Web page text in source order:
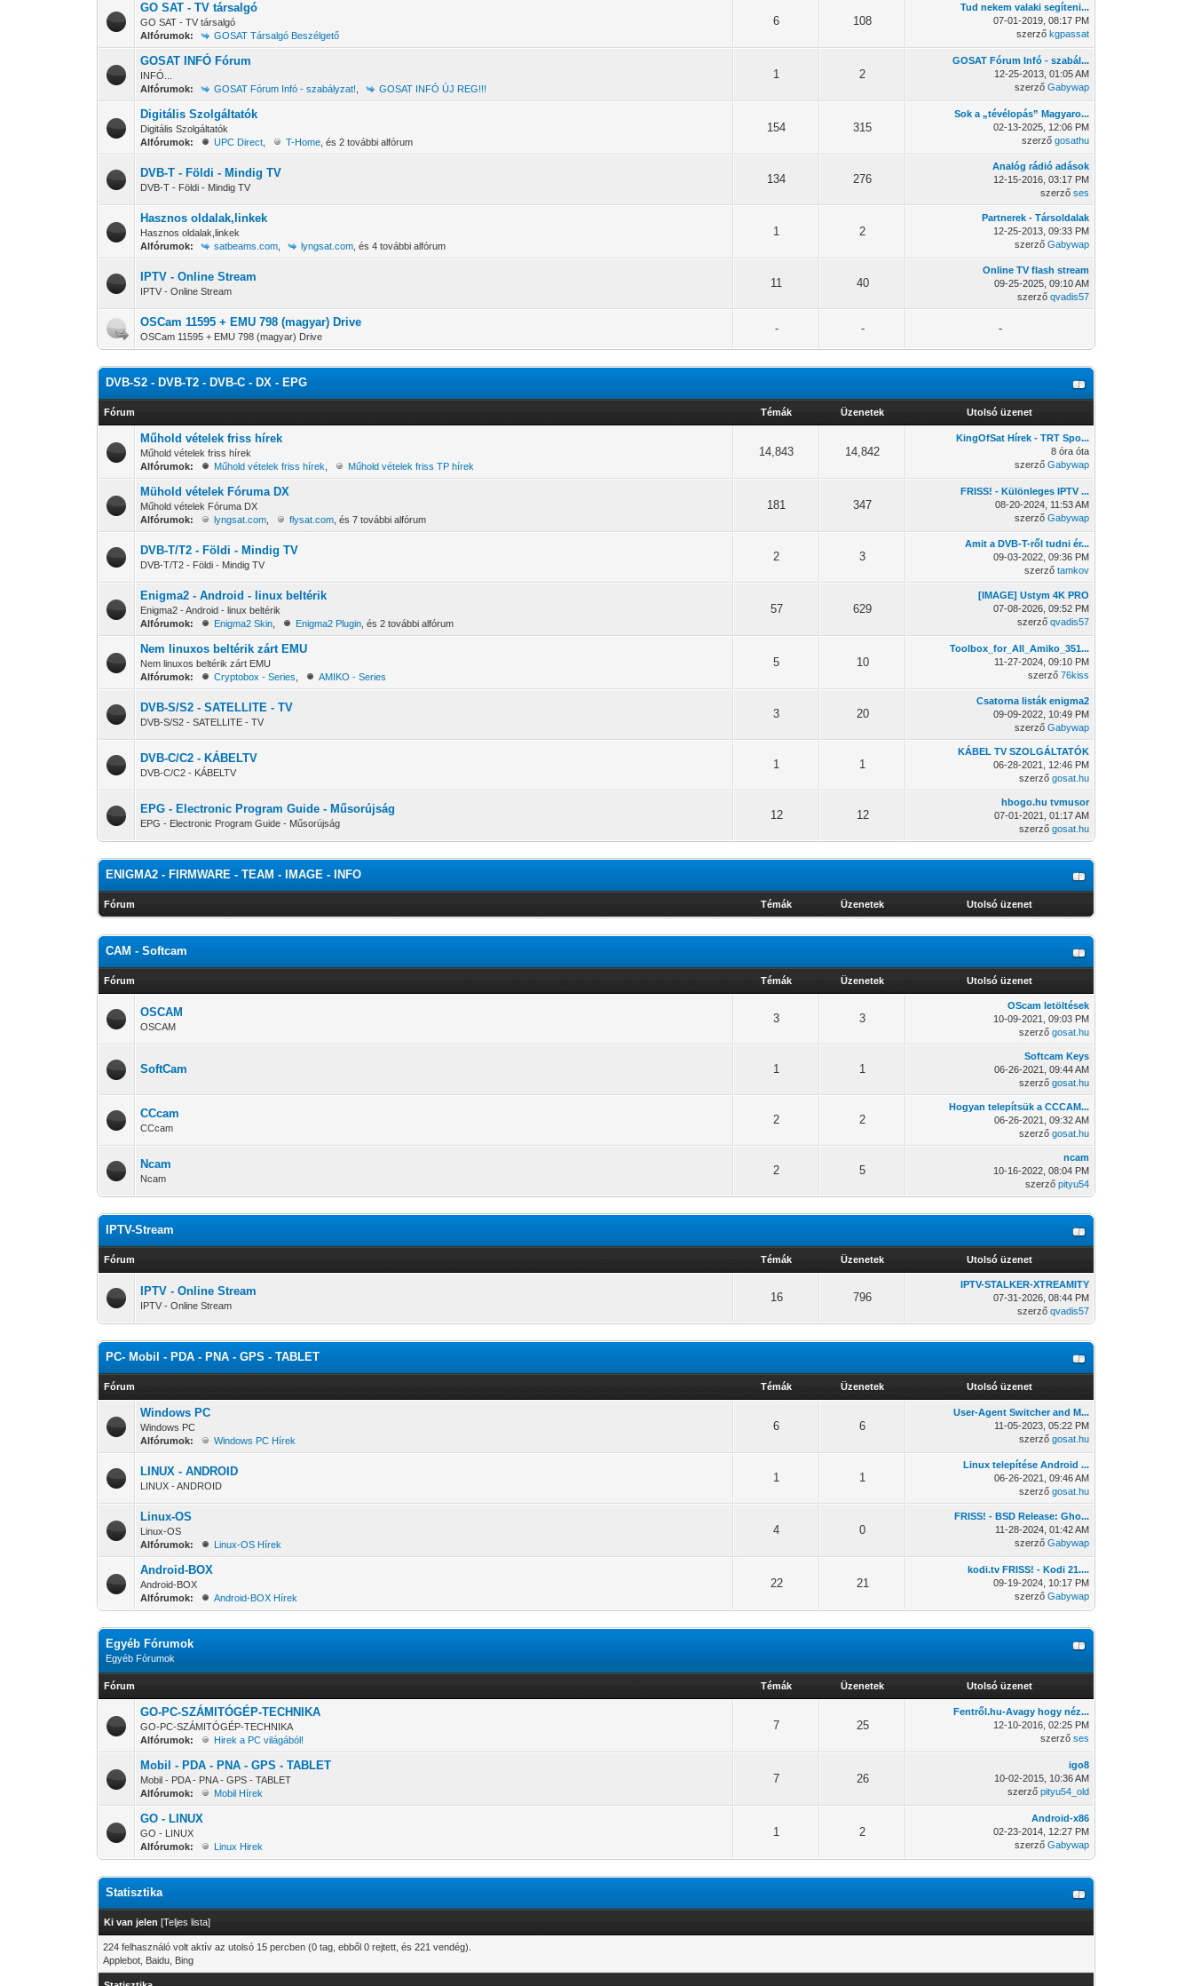
GO SAT - TV társalgó
GO SAT - TV társalgó
Alfórumok:
GOSAT Társalgó Beszélgető
6 108
Tud nekem valaki segíteni...
07-01-2019, 08:17 PM
szerzőkgpassat
GOSAT INFÓ Fórum
INFÓ...
Alfórumok:
GOSAT Fórum Infó - szabályzat! GOSAT INFÓ ÚJ REG!!!
1 2
GOSAT Fórum Infó - szabál...
12-25-2013, 01:05 AM
szerzőGabywap
Digitális Szolgáltatók
Digitális Szolgáltatók
Alfórumok:
UPC Direct T-Home , és 2 további alfórum
154 315
Sok a „tévélopás” Magyaro...
02-13-2025, 12:06 PM
szerzőgosathu
DVB-T - Földi - Mindig TV
DVB-T - Földi - Mindig TV
134 276
Analóg rádió adások
12-15-2016, 03:17 PM
szerzőses
Hasznos oldalak,linkek
Hasznos oldalak,linkek
Alfórumok:
satbeams.com lyngsat.com , és 4 további alfórum
1 2
Partnerek - Társoldalak
12-25-2013, 09:33 PM
szerzőGabywap
IPTV - Online Stream
IPTV - Online Stream
11 40
Online TV flash stream
09-25-2025, 09:10 AM
szerzőqvadis57
OSCam 11595 + EMU 798 (magyar) Drive
OSCam 11595 + EMU 798 (magyar) Drive
- - -
DVB-S2 - DVB-T2 - DVB-C - DX - EPG
Fórum Témák Üzenetek Utolsó üzenet
Műhold vételek friss hírek
Műhold vételek friss hírek
Alfórumok:
Műhold vételek friss hírek Műhold vételek friss TP hírek
14,843 14,842
KingOfSat Hírek - TRT Spo...
8 óra óta
szerzőGabywap
Mühold vételek Fóruma DX
Műhold vételek Fóruma DX
Alfórumok:
lyngsat.com flysat.com , és 7 további alfórum
181 347
FRISS! - Különleges IPTV ...
08-20-2024, 11:53 AM
szerzőGabywap
DVB-T/T2 - Földi - Mindig TV
DVB-T/T2 - Földi - Mindig TV
2 3
Amit a DVB-T-ről tudni ér...
09-03-2022, 09:36 PM
szerzőtamkov
Enigma2 - Android - linux beltérik
Enigma2 - Android - linux beltérik
Alfórumok:
Enigma2 Skin Enigma2 Plugin , és 2 további alfórum
57 629
[IMAGE] Ustym 4K PRO
07-08-2026, 09:52 PM
szerzőqvadis57
Nem linuxos beltérik zárt EMU
Nem linuxos beltérik zárt EMU
Alfórumok:
Cryptobox - Series AMIKO - Series
5 10
Toolbox_for_All_Amiko_351...
11-27-2024, 09:10 PM
szerző76kiss
DVB-S/S2 - SATELLITE - TV
DVB-S/S2 - SATELLITE - TV
3 20
Csatorna listák enigma2
09-09-2022, 10:49 PM
szerzőGabywap
DVB-C/C2 - KÁBELTV
DVB-C/C2 - KÁBELTV
1 1
KÁBEL TV SZOLGÁLTATÓK
06-28-2021, 12:46 PM
szerzőgosat.hu
EPG - Electronic Program Guide - Műsorújság
EPG - Electronic Program Guide - Műsorújság
12 12
hbogo.hu tvmusor
07-01-2021, 01:17 AM
szerzőgosat.hu
ENIGMA2 - FIRMWARE - TEAM - IMAGE - INFO
Fórum Témák Üzenetek Utolsó üzenet
CAM - Softcam
Fórum Témák Üzenetek Utolsó üzenet
OSCAM
OSCAM
3 3
OScam letöltések
10-09-2021, 09:03 PM
szerzőgosat.hu
SoftCam 1 1
Softcam Keys
06-26-2021, 09:44 AM
szerzőgosat.hu
CCcam
CCcam
2 2
Hogyan telepítsük a CCCAM...
06-26-2021, 09:32 AM
szerzőgosat.hu
Ncam
Ncam
2 5
ncam
10-16-2022, 08:04 PM
szerzőpityu54
IPTV-Stream
Fórum Témák Üzenetek Utolsó üzenet
IPTV - Online Stream
IPTV - Online Stream
16 796
IPTV-STALKER-XTREAMITY
07-31-2026, 08:44 PM
szerzőqvadis57
PC- Mobil - PDA - PNA - GPS - TABLET
Fórum Témák Üzenetek Utolsó üzenet
Windows PC
Windows PC
Alfórumok:
Windows PC Hírek
6 6
User-Agent Switcher and M...
11-05-2023, 05:22 PM
szerzőgosat.hu
LINUX - ANDROID
LINUX - ANDROID
1 1
Linux telepítése Android ...
06-26-2021, 09:46 AM
szerzőgosat.hu
Linux-OS
Linux-OS
Alfórumok:
Linux-OS Hírek
4 0
FRISS! - BSD Release: Gho...
11-28-2024, 01:42 AM
szerzőGabywap
Android-BOX
Android-BOX
Alfórumok:
Android-BOX Hírek
22 21
kodi.tv FRISS! - Kodi 21....
09-19-2024, 10:17 PM
szerzőGabywap
Egyéb Fórumok
Egyéb Fórumok
Fórum Témák Üzenetek Utolsó üzenet
GO-PC-SZÁMITÓGÉP-TECHNIKA
GO-PC-SZÁMITÓGÉP-TECHNIKA
Alfórumok:
Hirek a PC világából!
7 25
Fentről.hu-Avagy hogy néz...
12-10-2016, 02:25 PM
szerzőses
Mobil - PDA - PNA - GPS - TABLET
Mobil - PDA - PNA - GPS - TABLET
Alfórumok:
Mobil Hírek
7 26
igo8
10-02-2015, 10:36 AM
szerzőpityu54_old
GO - LINUX
GO - LINUX
Alfórumok:
Linux Hirek
1 2
Android-x86
02-23-2014, 12:27 PM
szerzőGabywap
Statisztika
Ki van jelen [Teljes lista]
224 felhasználó volt aktív az utolsó 15 percben (0 tag, ebből 0 rejtett, és 221 vendég).
Applebot, Baidu, Bing